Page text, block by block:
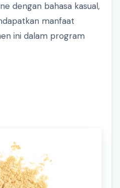
dengan bahasa kasual,
manfaat
ini dalam program